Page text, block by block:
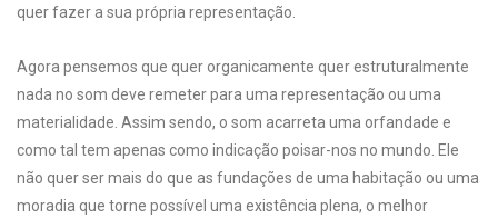
quer fazer a sua própria representação.
Agora pensemos que quer organicamente quer estruturalmente
nada no som deve remeter para uma representação ou uma
materialidade. Assim sendo, o som acarreta uma orfandade e
como tal tem apenas como indicação poisar-nos no mundo. Ele
não quer ser mais do que as fundações de uma habitação ou uma
moradia que torne possível uma existência plena, o melhor